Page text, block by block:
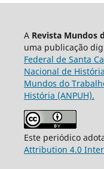
A Revista Mundos
uma publicação
Federal de Santa
Nacional de
Mundos do
História (ANPUH).
Este periódico
Attribution 4.0